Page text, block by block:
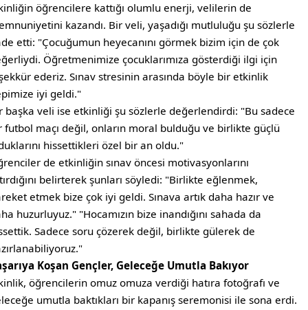
öğrencilere kattığı olumlu enerji, velilerin de
kazandı. Bir veli, yaşadığı mutluluğu şu sözlerle
etti: "Çocuğumun heyecanını görmek bizim için de çok
Öğretmenimize çocuklarımıza gösterdiği ilgi için
ederiz. Sınav stresinin arasında böyle bir etkinlik
iyi geldi."
başka veli ise etkinliği şu sözlerle değerlendirdi: "Bu sadece
futbol maçı değil, onların moral bulduğu ve birlikte güçlü
hissettikleri özel bir an oldu."
de etkinliğin sınav öncesi motivasyonlarını
belirterek şunları söyledi: "Birlikte eğlenmek,
etmek bize çok iyi geldi. Sınava artık daha hazır ve
huzurluyuz." "Hocamızın bize inandığını sahada da
Sadece soru çözerek değil, birlikte gülerek de
Koşan Gençler, Geleceğe Umutla Bakıyor
öğrencilerin omuz omuza verdiği hatıra fotoğrafı ve
umutla baktıkları bir kapanış seremonisi ile sona erdi.